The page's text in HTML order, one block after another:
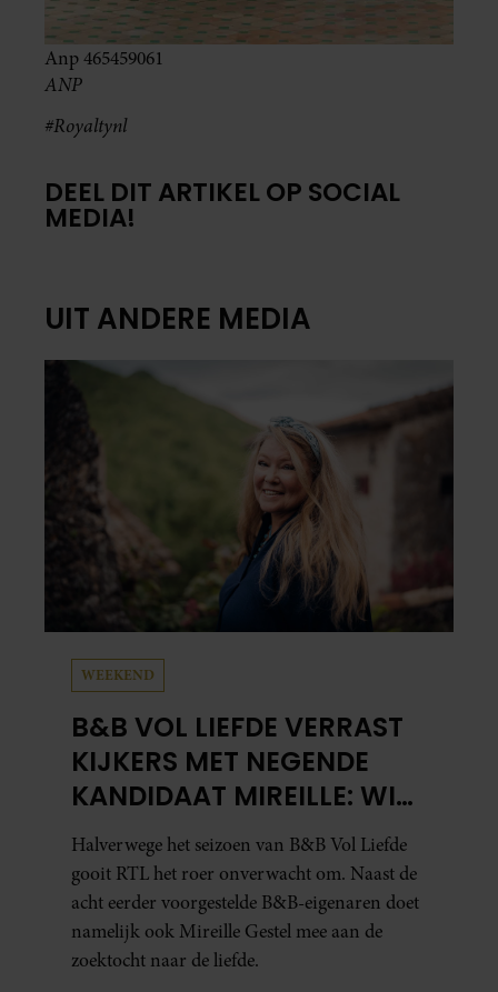
Anp 465459061
ANP
#Royaltynl
DEEL DIT ARTIKEL OP SOCIAL
MEDIA!
UIT ANDERE MEDIA
WEEKEND
B&B VOL LIEFDE VERRAST
KIJKERS MET NEGENDE
KANDIDAAT MIREILLE: WIE
IS ZIJ EIGENLIJK?
Halverwege het seizoen van B&B Vol Liefde
gooit RTL het roer onverwacht om. Naast de
acht eerder voorgestelde B&B-eigenaren doet
namelijk ook Mireille Gestel mee aan de
zoektocht naar de liefde.